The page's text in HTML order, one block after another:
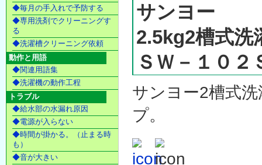
サンヨー
2.5kg2槽式洗
ＳＷ－１０２
サンヨー2槽式
プ。
◆毎月の手入れで予防する
◆専用洗剤でクリーニングす
る
◆洗濯槽クリーニング依頼
動作と用語
◆関連用語集
◆洗濯機の動作工程
トラブル
◆給水部の水漏れ原因
◆電源が入らない
◆時間が掛かる。（止まる時
も）
◆音が大きい